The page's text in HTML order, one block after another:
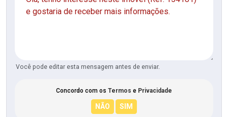
Você pode editar esta mensagem antes de enviar.
Concordo com os Termos e Privacidade